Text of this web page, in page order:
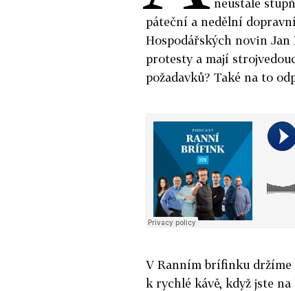
neustále
páteční a nedělní
Hospodářských novin Jan
protesty a mají
požadavků? Také na to
V Ranním brífinku držíme
k rychlé kávě, když jste